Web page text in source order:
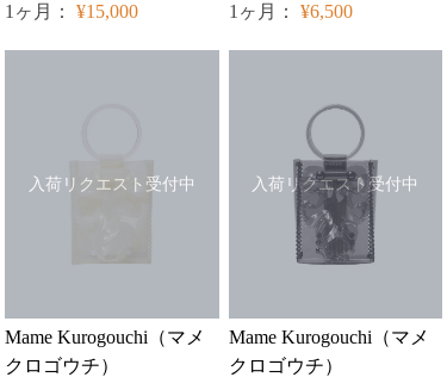
1ヶ月： ¥15,000
1ヶ月： ¥6,500
入荷リクエスト受付中
Mame Kurogouchi（マメ
クロゴウチ）
入荷リクエスト受付中
Mame Kurogouchi（マメ
クロゴウチ）